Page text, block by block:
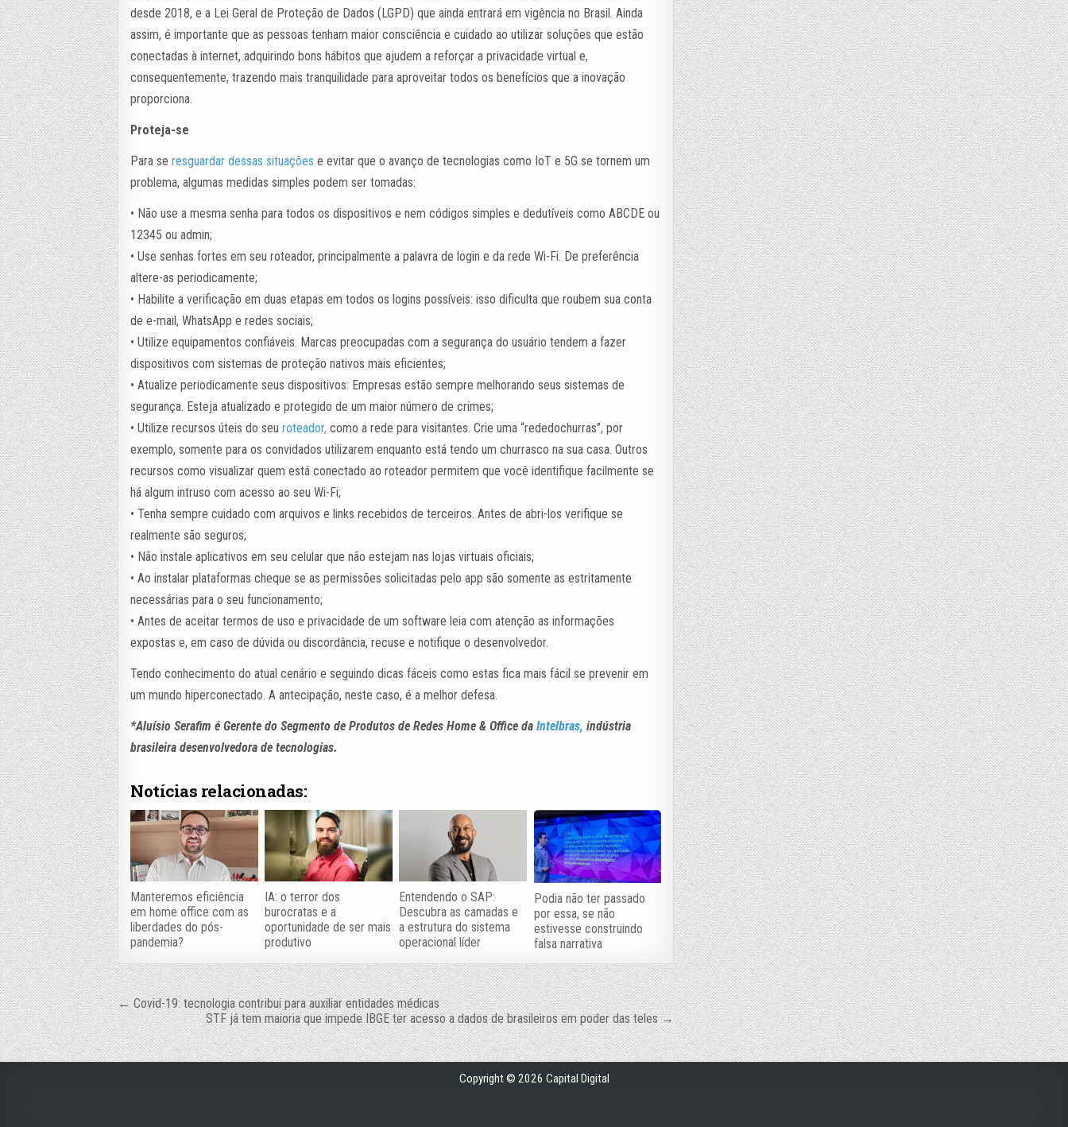
desde 2018, e a Lei Geral de Proteção de Dados (LGPD) que ainda entrará em vigência no Brasil. Ainda
assim, é importante que as pessoas tenham maior consciência e cuidado ao utilizar soluções que estão
conectadas à internet, adquirindo bons hábitos que ajudem a reforçar a privacidade virtual e,
consequentemente, trazendo mais tranquilidade para aproveitar todos os benefícios que a inovação
proporciona.
Proteja-se
Para seresguardardessassituaçõese evitar que o avanço de tecnologias como IoT e 5G se tornem um
problema, algumas medidas simples podem ser tomadas:
• Não use a mesma senha para todos os dispositivos e nem códigos simples e dedutíveis como ABCDE ou
12345 ou admin;
• Use senhas fortes em seu roteador, principalmente a palavra de login e da rede Wi-Fi. De preferência
altere-as periodicamente;
• Habilite a verificação em duas etapas em todos os logins possíveis: isso dificulta que roubem sua conta
de e-mail, WhatsApp e redes sociais;
• Utilize equipamentos confiáveis. Marcas preocupadas com a segurança do usuário tendem a fazer
dispositivos com sistemas de proteção nativos mais eficientes;
• Atualize periodicamente seus dispositivos: Empresas estão sempre melhorando seus sistemas de
segurança. Esteja atualizado e protegido de um maior número de crimes;
• Utilize recursos úteis do seuroteador, como a rede para visitantes. Crie uma “rededochurras”, por
exemplo, somente para os convidados utilizarem enquanto está tendo um churrasco na sua casa. Outros
recursos como visualizar quem está conectado ao roteador permitem que você identifique facilmente se
há algum intruso com acesso ao seu Wi-Fi;
• Tenha sempre cuidado com arquivos e links recebidos de terceiros. Antes de abri-los verifique se
realmente são seguros;
• Não instale aplicativos em seu celular que não estejam nas lojas virtuais oficiais;
• Ao instalar plataformas cheque se as permissões solicitadas pelo app são somente as estritamente
necessárias para o seu funcionamento;
• Antes de aceitar termos de uso e privacidade de um software leia com atenção as informações
expostas e, em caso de dúvida ou discordância, recuse e notifique o desenvolvedor.
Tendo conhecimento do atual cenário e seguindo dicas fáceis como estas fica mais fácil se prevenir em
um mundo hiperconectado. A antecipação, neste caso, é a melhor defesa.
*Aluísio Serafim é Gerente do Segmento de Produtos de Redes Home & Office daIntelbras, indústria
brasileira desenvolvedora de tecnologias.
Notícias relacionadas:
Manteremos eficiência
em home office com as
liberdades do pós-
pandemia?
IA: o terror dos
burocratas e a
oportunidade de ser mais
produtivo
Entendendo o SAP:
Descubra as camadas e
a estrutura do sistema
operacional líder
Podia não ter passado
por essa, se não
estivesse construindo
falsa narrativa
Navegação
de
Post
← Covid-19: tecnologia contribui para auxiliar entidades médicas
STF já tem maioria que impede IBGE ter acesso a dados de brasileiros em poder das teles →
Copyright © 2026 Capital Digital